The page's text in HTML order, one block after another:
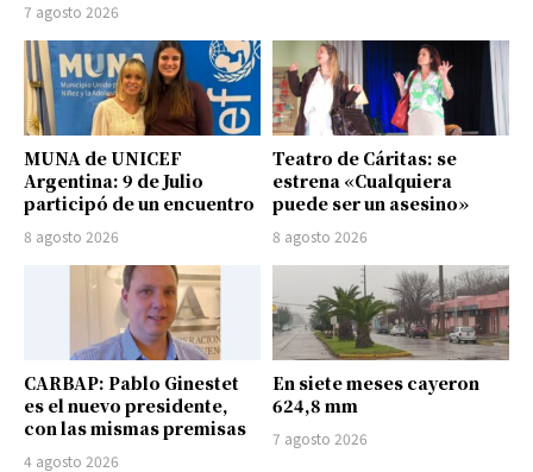
7 agosto 2026
MUNA de UNICEF
Argentina: 9 de Julio
participó de un encuentro
8 agosto 2026
Teatro de Cáritas: se
estrena «Cualquiera
puede ser un asesino»
8 agosto 2026
CARBAP: Pablo Ginestet
es el nuevo presidente,
con las mismas premisas
4 agosto 2026
En siete meses cayeron
624,8 mm
7 agosto 2026